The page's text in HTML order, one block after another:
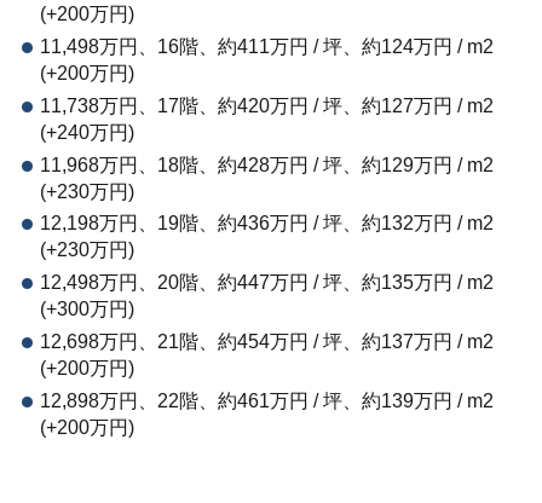
(+200万円)
11,498万円、16階、約411万円 / 坪、約124万円 / m2
(+200万円)
11,738万円、17階、約420万円 / 坪、約127万円 / m2
(+240万円)
11,968万円、18階、約428万円 / 坪、約129万円 / m2
(+230万円)
12,198万円、19階、約436万円 / 坪、約132万円 / m2
(+230万円)
12,498万円、20階、約447万円 / 坪、約135万円 / m2
(+300万円)
12,698万円、21階、約454万円 / 坪、約137万円 / m2
(+200万円)
12,898万円、22階、約461万円 / 坪、約139万円 / m2
(+200万円)